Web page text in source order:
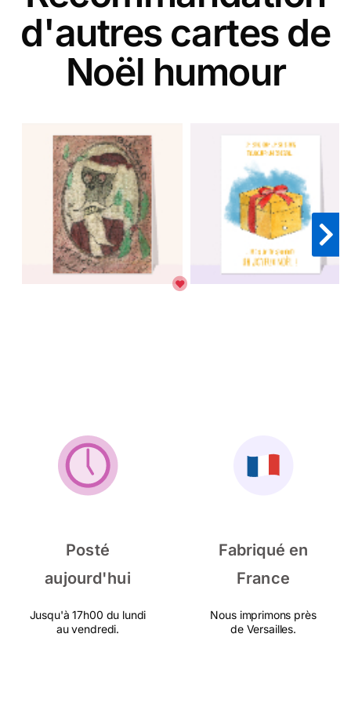
d'autres cartes de
Noël humour
Posté
aujourd'hui
Jusqu'à 17h00 du lundi
au vendredi.
Fabriqué en
France
Nous imprimons près
de Versailles.